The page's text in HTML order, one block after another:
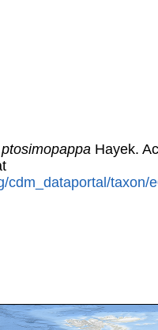
Hayek.
cdm_dataportal/taxon/